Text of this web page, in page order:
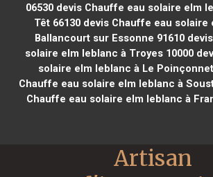
06530devis Chauffe eau solaire elm
Têt 66130 devis Chauffe eau solaire
Ballancourt sur Essonne 91610
solaire elm leblanc à Troyes 10000
solaire elm leblanc à Le
Chauffe eau solaire elm leblanc à
Chauffe eau solaire elm leblanc à
Artisan